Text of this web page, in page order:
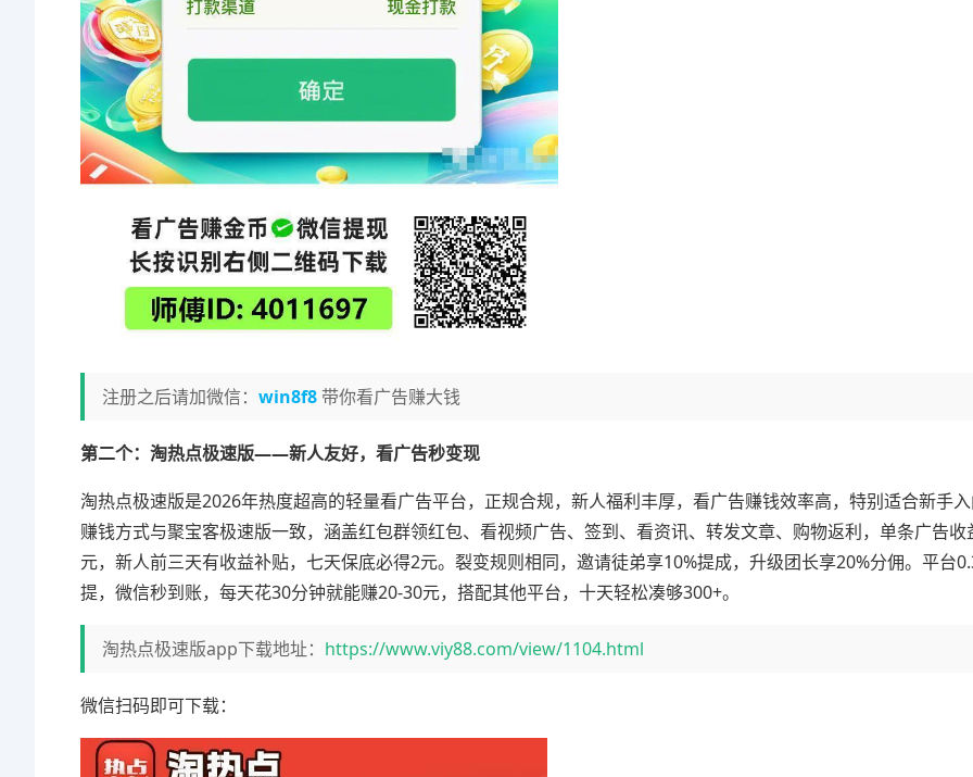
注册之后请加微信： win8f8带你看广告赚大钱
第二个：淘热点极速版——新人友好，看广告秒变现
淘热点极速版是2026年热度超高的轻量看广告平台，正规合规，新人福利丰厚，看广告赚钱效率高，特别适合新手
赚钱方式与聚宝客极速版一致，涵盖红包群领红包、看视频广告、签到、看资讯、转发文章、购物返利，单条广告收
元，新人前三天有收益补贴，七天保底必得2元。裂变规则相同，邀请徒弟享10%提成，升级团长享20%分佣。平台
提，微信秒到账，每天花30分钟就能赚20-30元，搭配其他平台，十天轻松凑够300+。
淘热点极速版app下载地址： https://www.viy88.com/view/1104.html
微信扫码即可下载：